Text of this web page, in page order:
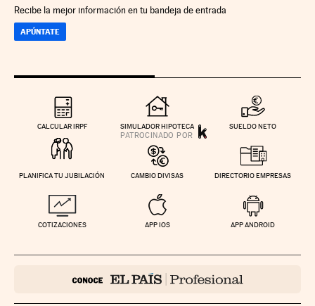
Recibe la mejor información en tu bandeja de entrada
APÚNTATE
CALCULAR IRPF SIMULADOR HIPOTECA SUELDO NETO
PLANIFICA TU JUBILACIÓN CAMBIO DIVISAS DIRECTORIO EMPRESAS
COTIZACIONES APP IOS APP ANDROID